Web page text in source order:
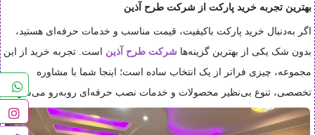
بهترین تجربه خرید پارکت از شرکت طرح آذین
اگر به‌دنبال خرید پارکت باکیفیت، قیمت مناسب و خدمات حرفه‌ای هستید،
بدون شک یکی از بهترین گزینه‌ها شرکت طرح آذین است. تجربه خرید از این
مجموعه، چیزی فراتر از یک انتخاب ساده است؛ اینجا شما با مشاوره
تخصصی، تنوع بی‌نظیر محصولات و خدمات نصب حرفه‌ای روبه‌رو می‌شوید.